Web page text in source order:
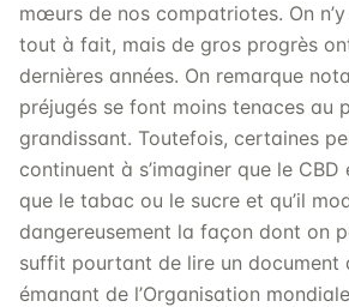
mœurs de nos compatriotes. On
tout à fait, mais de gros progrès
dernières années. On remarque
préjugés se font moins tenaces au
grandissant. Toutefois, certaines
continuent à s’imaginer que le
que le tabac ou le sucre et qu’il
dangereusement la façon dont on
suffit pourtant de lire un document
émanant de l’Organisation